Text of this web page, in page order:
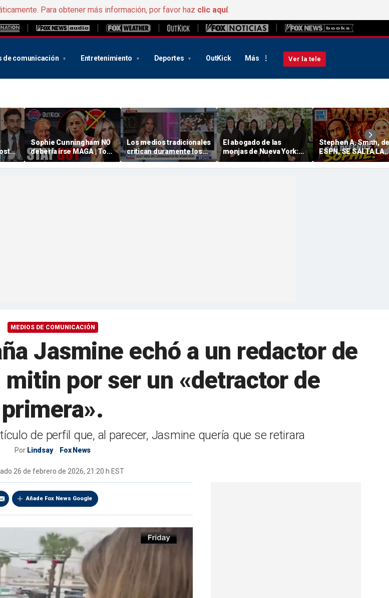
Para obtener más información, por favor haz clic aquí.
de comunicación Entretenimiento Deportes OutKick Más Ver la tele
Sophie Cunningham NO
debería irse MAGA | Tomi
Lahren es intrépida
Los medios tradicionales
critican duramente los
comentarios de « Sophie
» Cunningham sobre la
El abogado de las
monjas de Nueva York:
«Si te importa la libertad,
deberías interesarte por
Stephen A. Smith, de
ESPN, SE SALTA LA
LÍNEA OFICIAL DE LA
EMPRESA y
MEDIOS DE COMUNICACIÓN
Jasmine echó a un redactor de
por ser un «detractor de
primera».
de perfil que, al parecer, Jasmine quería que se retirara
Por Lindsay Fox News
26 de febrero de 2026, 21:20 h EST
Añade Fox News Google